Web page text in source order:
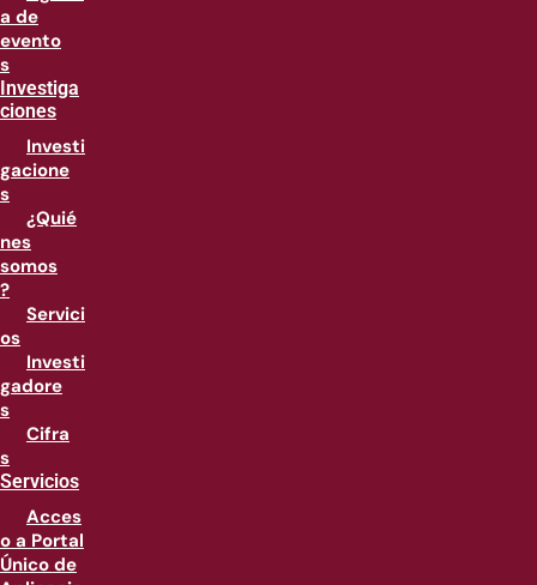
a de
evento
s
Investiga
ciones
Investi
gacione
s
¿Quié
nes
somos
?
Servici
os
Investi
gadore
s
Cifra
s
Servicios
Acces
o a Portal
Único de